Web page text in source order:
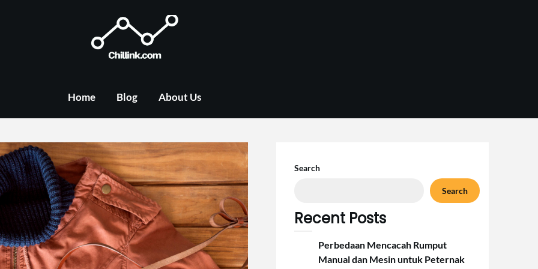
Home Blog About Us
Search
Search
Recent Posts
Perbedaan Mencacah Rumput
Manual dan Mesin untuk Peternak